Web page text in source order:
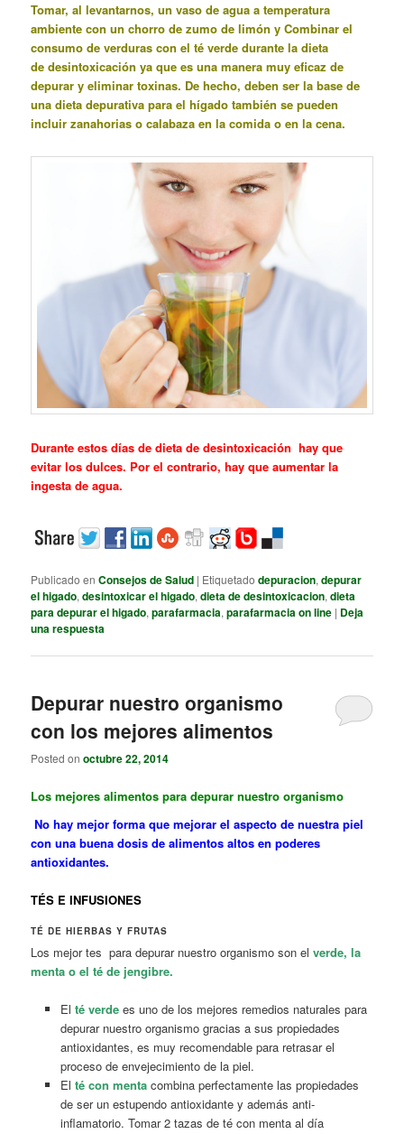
Tomar, al levantarnos, un vaso de agua a temperatura
ambiente con un chorro de zumo de limón y Combinar el
consumo de verduras con el té verde durante la dieta
de desintoxicación ya que es una manera muy eficaz de
depurar y eliminar toxinas. De hecho, deben ser la base de
una dieta depurativa para elhígado también se pueden
incluir zanahorias o calabaza en la comida o en la cena.
Durante estos días de dieta de desintoxicación hay que
evitar los dulces. Por el contrario, hay que aumentar la
ingesta de agua.
Publicado en Consejos de Salud | Etiquetado depuracion,depurar
el higado,desintoxicar el higado,dieta de desintoxicacion,dieta
para depurar el higado,parafarmacia,parafarmacia on line | Deja
una respuesta
Depurar nuestro organismo
con los mejores alimentos
Posted onoctubre 22, 2014
Los mejores alimentos para depurar nuestro organismo
No hay mejor forma que mejorar el aspecto de nuestra piel
con una buena dosis de alimentos altos en poderes
antioxidantes.
TÉS E INFUSIONES
TÉ DE HIERBAS Y FRUTAS
Los mejor tes para depurar nuestro organismo son elverde, la
menta o el té de jengibre.
El té verdees uno de los mejores remedios naturales para
depurar nuestro organismo gracias a sus propiedades
antioxidantes, es muy recomendable para retrasar el
proceso de envejecimiento de la piel.
El té con mentacombina perfectamente las propiedades
de ser un estupendo antioxidante y además anti-
inflamatorio. Tomar 2 tazas de té con menta al día